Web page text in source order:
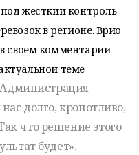
жесткий контроль
в регионе. Врио
своем комментарии
теме
долго, кропотливо,
что решение этого
будет».